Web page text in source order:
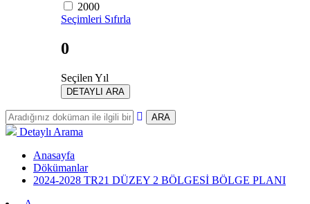
2000
Seçimleri Sıfırla
0
Seçilen Yıl
DETAYLI ARA
ARA
Detaylı Arama
Anasayfa
Dökümanlar
2024-2028 TR21 DÜZEY 2 BÖLGESİ BÖLGE PLANI